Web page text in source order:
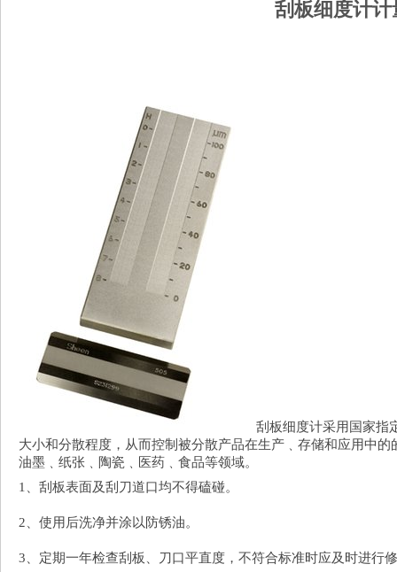
刮板细度计
刮板细度计采用国家指
大小和分散程度，从而控制被分散产品在生产﹑存储和应用中
油墨﹑纸张﹑陶瓷﹑医药﹑食品等领域。
1、刮板表面及刮刀道口均不得磕碰。
2、使用后洗净并涂以防锈油。
3、定期一年检查刮板、刀口平直度，不符合标准时应及时进行